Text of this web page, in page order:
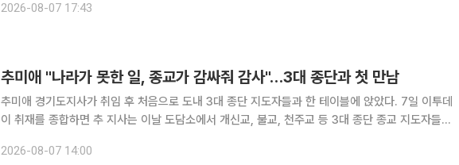
불어민주당, 용인3), 국중범 경기도의회 교육기획위원장(더불어민주당,
2026-08-07 17:43
추미애 "나라가 못한 일, 종교가 감싸줘 감사"…3대 종단과 첫 만남
추미애 경기도지사가 취임 후 처음으로 도내 3대 종단 지도자들과 한 테이블에 앉았다. 7일 이투데
이 취재를 종합하면 추 지사는 이날 도담소에서 개신교, 불교, 천주교 등 3대 종단 종교 지도자들과
에 앞서 추 지사는 도청과 공공기관 직원의 정서적 안정을
2026-08-07 14:00